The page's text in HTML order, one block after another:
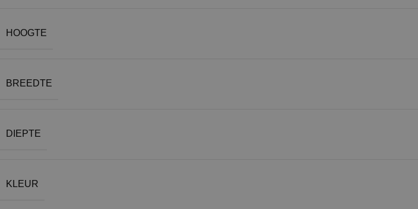
HOOGTE
BREEDTE
DIEPTE
KLEUR